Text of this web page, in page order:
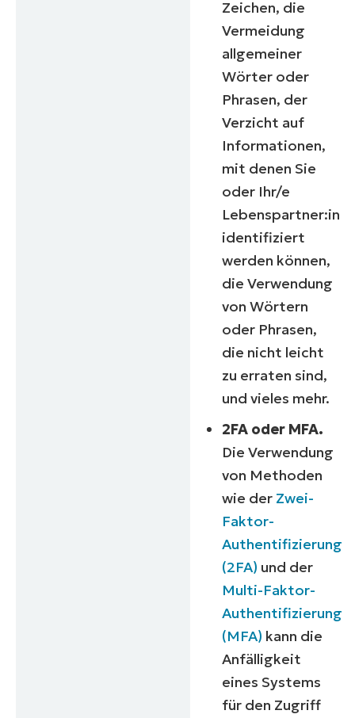
Zeichen, die
Vermeidung
allgemeiner
Wörter oder
Phrasen, der
Verzicht auf
Informationen,
mit denen Sie
oder Ihr/e
Lebenspartner:in
identifiziert
werden können,
die Verwendung
von Wörtern
oder Phrasen,
die nicht leicht
zu erraten sind,
und vieles mehr.
2FA oder MFA.
Die Verwendung
von Methoden
wie der Zwei-
Faktor-
Authentifizierung
(2FA) und der
Multi-Faktor-
Authentifizierung
(MFA) kann die
Anfälligkeit
eines Systems
für den Zugriff